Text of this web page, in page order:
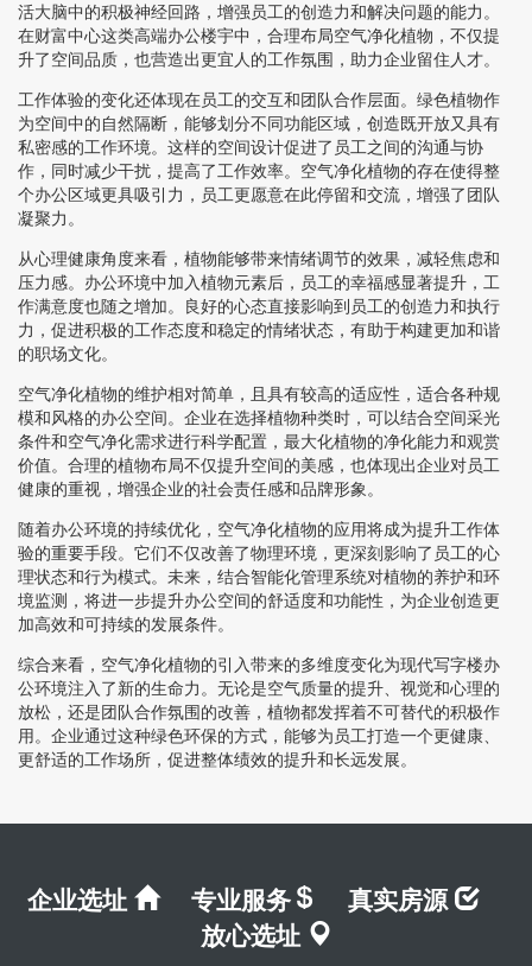
活大脑中的积极神经回路，增强员工的创造力和解决问题的能力。
在财富中心这类高端办公楼宇中，合理布局空气净化植物，不仅提
升了空间品质，也营造出更宜人的工作氛围，助力企业留住人才。
工作体验的变化还体现在员工的交互和团队合作层面。绿色植物作
为空间中的自然隔断，能够划分不同功能区域，创造既开放又具有
私密感的工作环境。这样的空间设计促进了员工之间的沟通与协
作，同时减少干扰，提高了工作效率。空气净化植物的存在使得整
个办公区域更具吸引力，员工更愿意在此停留和交流，增强了团队
凝聚力。
从心理健康角度来看，植物能够带来情绪调节的效果，减轻焦虑和
压力感。办公环境中加入植物元素后，员工的幸福感显著提升，工
作满意度也随之增加。良好的心态直接影响到员工的创造力和执行
力，促进积极的工作态度和稳定的情绪状态，有助于构建更加和谐
的职场文化。
空气净化植物的维护相对简单，且具有较高的适应性，适合各种规
模和风格的办公空间。企业在选择植物种类时，可以结合空间采光
条件和空气净化需求进行科学配置，最大化植物的净化能力和观赏
价值。合理的植物布局不仅提升空间的美感，也体现出企业对员工
健康的重视，增强企业的社会责任感和品牌形象。
随着办公环境的持续优化，空气净化植物的应用将成为提升工作体
验的重要手段。它们不仅改善了物理环境，更深刻影响了员工的心
理状态和行为模式。未来，结合智能化管理系统对植物的养护和环
境监测，将进一步提升办公空间的舒适度和功能性，为企业创造更
加高效和可持续的发展条件。
综合来看，空气净化植物的引入带来的多维度变化为现代写字楼办
公环境注入了新的生命力。无论是空气质量的提升、视觉和心理的
放松，还是团队合作氛围的改善，植物都发挥着不可替代的积极作
用。企业通过这种绿色环保的方式，能够为员工打造一个更健康、
更舒适的工作场所，促进整体绩效的提升和长远发展。
企业选址 专业服务
真实房源
放心选址